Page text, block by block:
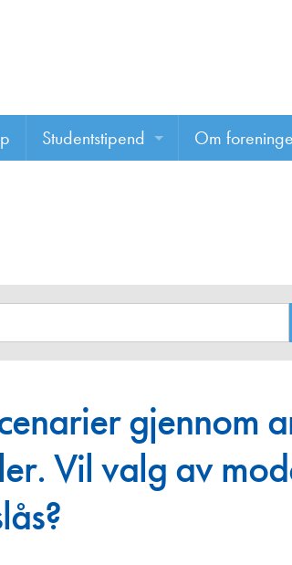
Studentstipend
Om
Komiteer
gjennom
Vil valg av